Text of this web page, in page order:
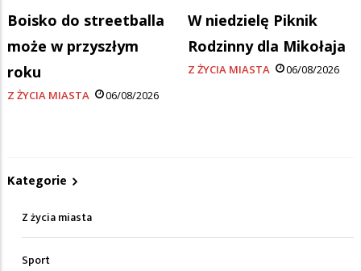
Boisko do streetballa
może w przyszłym
roku
Z ŻYCIA MIASTA 06/08/2026
W niedzielę Piknik
Rodzinny dla Mikołaja
Z ŻYCIA MIASTA 06/08/2026
Kategorie
Z życia miasta
Sport